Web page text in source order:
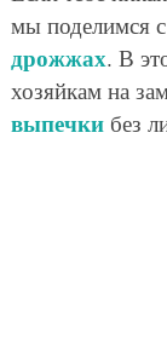
мы поделимся
дрожжах. В
хозяйкам на
выпечкибез